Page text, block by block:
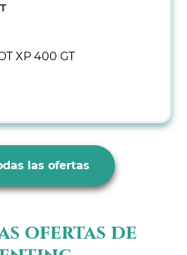
las ofertas
ofertas de